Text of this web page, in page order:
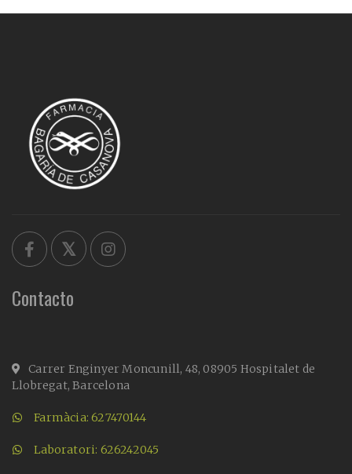
Contacto
Carrer Enginyer Moncunill, 48, 08905 Hospitalet de
Llobregat, Barcelona
Farmàcia: 627470144
Laboratori: 626242045